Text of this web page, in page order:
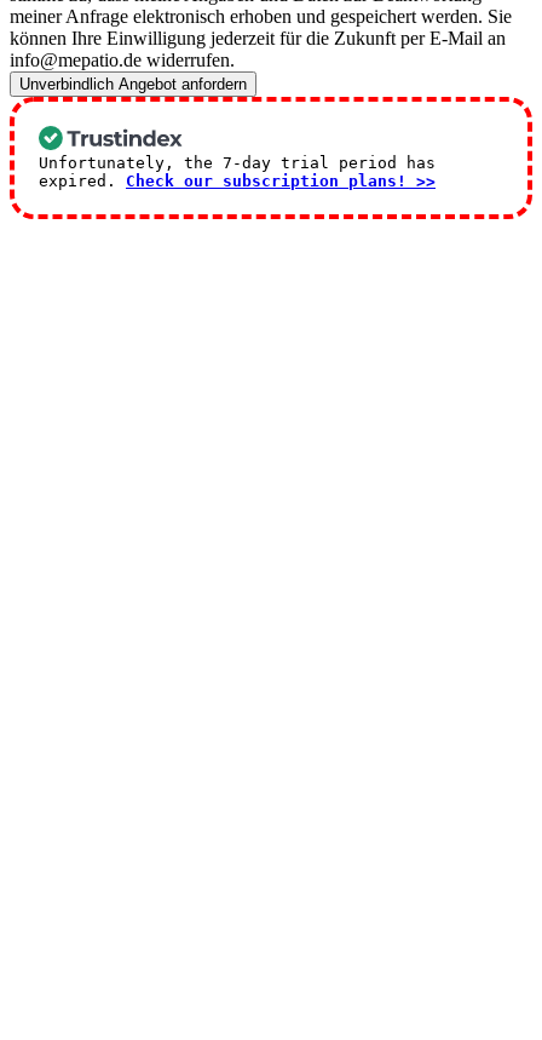
meiner Anfrage elektronisch erhoben und gespeichert werden. Sie
können Ihre Einwilligung jederzeit für die Zukunft per E-Mail an
info@mepatio.de widerrufen.
Unverbindlich Angebot anfordern
Unfortunately, the 7-day trial period has
expired. Check our subscription plans! >>